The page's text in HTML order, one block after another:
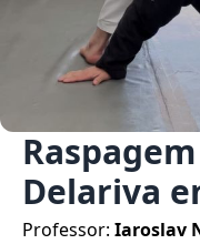
Delariva
Professor: Iaroslav